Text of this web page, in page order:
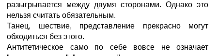
разыгрывается между двумя сторонами. Однако это
нельзя считать обязательным.
Танец, шествие, представление прекрасно могут
обходиться без этого.
Антитетическое само по себе вовсе не означает